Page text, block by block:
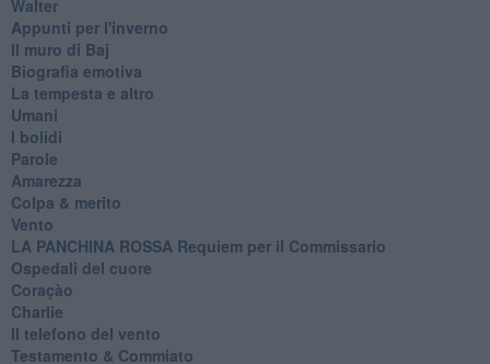
Walter
Appunti per l'inverno
Il muro di Baj
Biografia emotiva
La tempesta e altro
Umani
I bolidi
Parole
Amarezza
Colpa & merito
Vento
​LA PANCHINA ROSSA Requiem per il Commissario
Ospedali del cuore
Coraçào
Charlie
Il telefono del vento
Testamento & Commiato